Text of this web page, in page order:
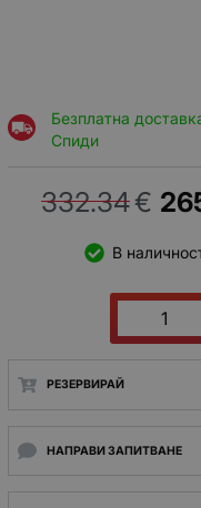
Безплатна
Спиди
332.34€
В
РЕЗЕРВИРАЙ
НАПРАВИ ЗАПИТВАНЕ